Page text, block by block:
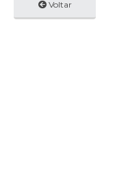
Voltar